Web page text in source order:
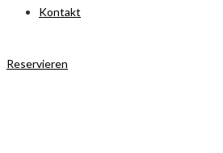
Kontakt
Reservieren